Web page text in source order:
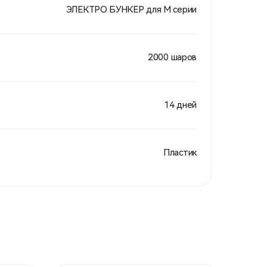
ЭЛЕКТРО БУНКЕР для М серии
2000 шаров
14 дней
Пластик